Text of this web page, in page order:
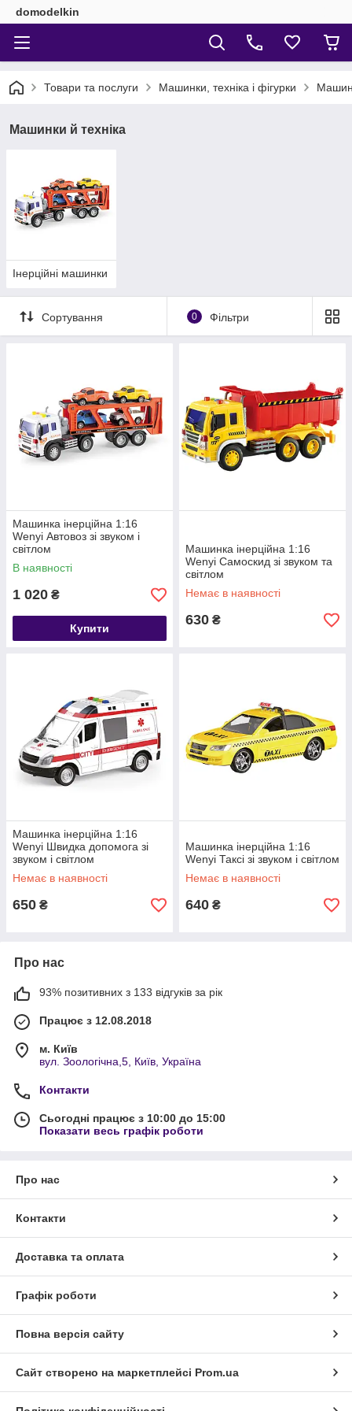
domodelkin
Товари та послуги Машинки, техніка і фігурки
Машинки й техніка
Інерційні машинки
Сортування 0 Фільтри
Машинка інерційна 1:16
Wenyi Автовоз зі звуком і
світлом
В наявності
1 020 ₴
Купити
Машинка інерційна 1:16
Wenyi Самоскид зі звуком та
світлом
Немає в наявності
630 ₴
Машинка інерційна 1:16
Wenyi Швидка допомога зі
звуком і світлом
Немає в наявності
650 ₴
Машинка інерційна 1:16
Wenyi Таксі зі звуком і світлом
Немає в наявності
640 ₴
Про нас
93% позитивних з 133 відгуків за рік
Працює з 12.08.2018
м. Київ
вул. Зоологічна,5, Київ, Україна
Контакти
Сьогодні працює з 10:00 до 15:00
Показати весь графік роботи
Про нас
Контакти
Доставка та оплата
Графік роботи
Повна версія сайту
Сайт створено на маркетплейсі Prom.ua